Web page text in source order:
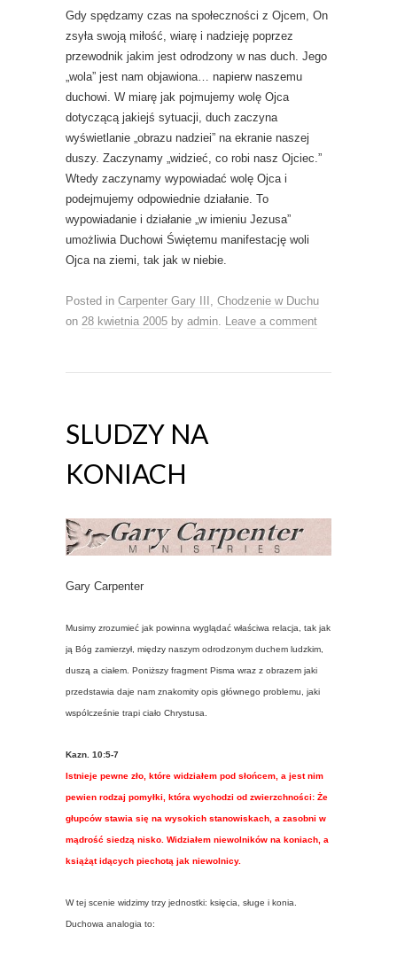
Gdy spędzamy czas na społeczności z Ojcem, On
zsyła swoją miłość, wiarę i nadzieję poprzez
przewodnik jakim jest odrodzony w nas duch. Jego
„wola” jest nam objawiona… napierw naszemu
duchowi. W miarę jak pojmujemy wolę Ojca
dotyczącą jakiejś sytuacji, duch zaczyna
wyświetlanie „obrazu nadziei” na ekranie naszej
duszy. Zaczynamy „widzieć, co robi nasz Ojciec.”
Wtedy zaczynamy wypowiadać wolę Ojca i
podejmujemy odpowiednie działanie. To
wypowiadanie i działanie „w imieniu Jezusa”
umożliwia Duchowi Świętemu manifestację woli
Ojca na ziemi, tak jak w niebie.
Posted in Carpenter Gary III , Chodzenie w Duchu
on 28 kwietnia 2005 by admin. Leave a comment
SLUDZY NA
KONIACH
Gary Carpenter
Musimy zrozumieć jak powinna wyglądać właściwa relacja, tak jak
ją Bóg zamierzył, między naszym odrodzonym duchem ludzkim,
duszą a ciałem. Poniższy fragment Pisma wraz z obrazem jaki
przedstawia daje nam znakomity opis głównego problemu, jaki
wspólcześnie trapi ciało Chrystusa.
Kazn. 10:5-7
Istnieje pewne zło, które widziałem pod słońcem, a jest nim
pewien rodzaj pomyłki, która wychodzi od zwierzchności: Że
głupców stawia się na wysokich stanowiskach, a zasobni w
mądrość siedzą nisko. Widziałem niewolników na koniach, a
książąt idących piechotą jak niewolnicy.
W tej scenie widzimy trzy jednostki: księcia, sługe i konia.
Duchowa analogia to: